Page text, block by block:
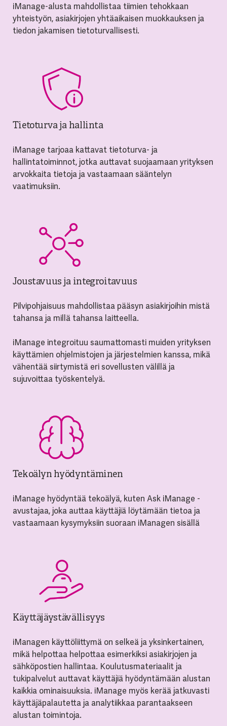
iManage-alusta mahdollistaa tiimien tehokkaan
yhteistyön, asiakirjojen yhtäaikaisen muokkauksen ja
tiedon jakamisen tietoturvallisesti.
Tietoturva ja hallinta
iManage tarjoaa kattavat tietoturva- ja
hallintatoiminnot, jotka auttavat suojaamaan yrityksen
arvokkaita tietoja ja vastaamaan sääntelyn
vaatimuksiin.
Joustavuus ja integroitavuus
Pilvipohjaisuus mahdollistaa pääsyn asiakirjoihin mistä
tahansa ja millä tahansa laitteella.
iManage integroituu saumattomasti muiden yrityksen
käyttämien ohjelmistojen ja järjestelmien kanssa, mikä
vähentää siirtymistä eri sovellusten välillä ja
sujuvoittaa työskentelyä.
Tekoälyn hyödyntäminen
iManage hyödyntää tekoälyä, kuten Ask iManage -
avustajaa, joka auttaa käyttäjiä löytämään tietoa ja
vastaamaan kysymyksiin suoraan iManagen sisällä
Käyttäjäystävällisyys
iManagen käyttöliittymä on selkeä ja yksinkertainen,
mikä helpottaa helpottaa esimerkiksi asiakirjojen ja
sähköpostien hallintaa. Koulutusmateriaalit ja
tukipalvelut auttavat käyttäjiä hyödyntämään alustan
kaikkia ominaisuuksia. iManage myös kerää jatkuvasti
käyttäjäpalautetta ja analytiikkaa parantaakseen
alustan toimintoja.